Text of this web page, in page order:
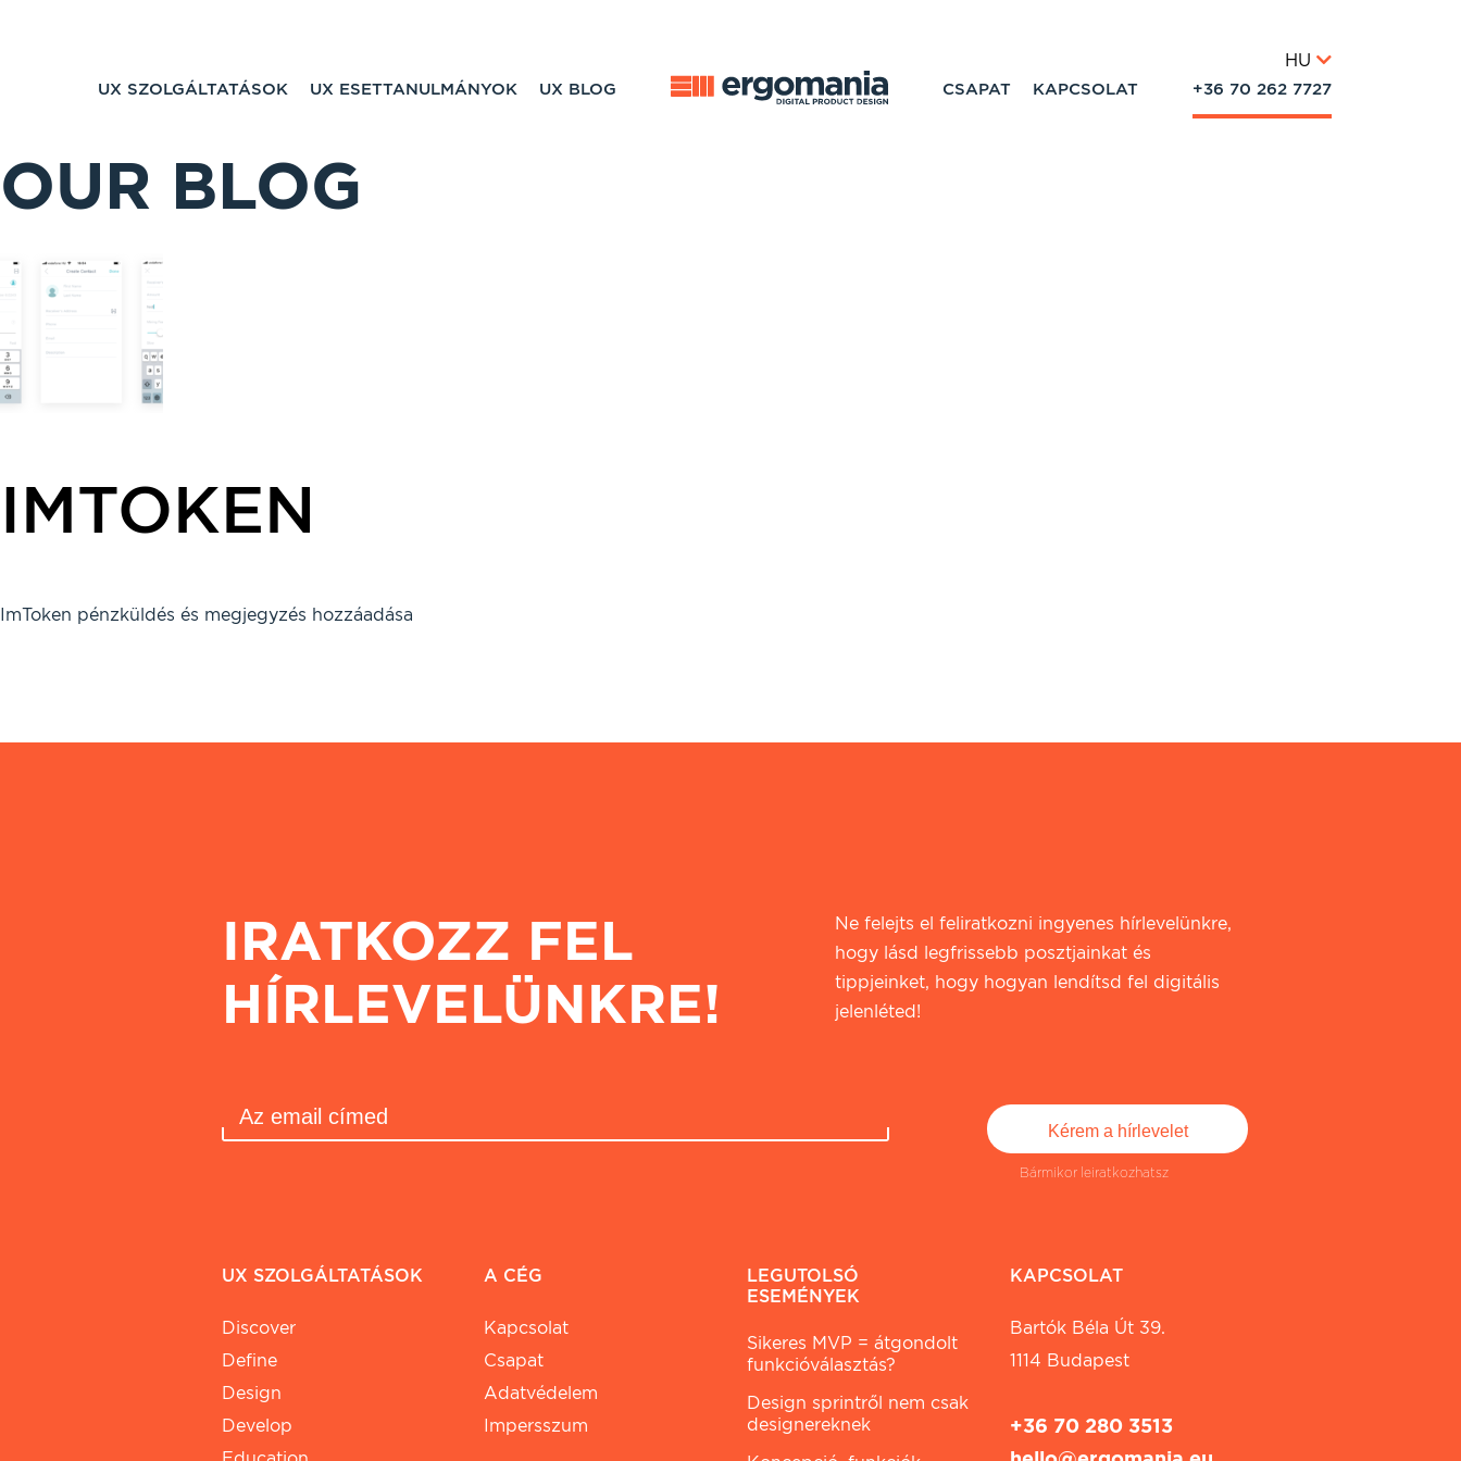
UX SZOLGÁLTATÁSOK UX ESETTANULMÁNYOK UX BLOG
HU
CSAPAT KAPCSOLAT +36 70 262 7727
OUR BLOG
IMTOKEN
ImToken pénzküldés és megjegyzés hozzáadása
IRATKOZZ FEL
HÍRLEVELÜNKRE!
Ne felejts el feliratkozni ingyenes hírlevelünkre,
hogy lásd legfrissebb posztjainkat és
tippjeinket, hogy hogyan lendítsd fel digitális
jelenléted!
Bármikor leiratkozhatsz
UX SZOLGÁLTATÁSOK
Discover
Define
Design
Develop
A CÉG
Kapcsolat
Csapat
Adatvédelem
Impersszum
LEGUTOLSÓ
ESEMÉNYEK
Sikeres MVP = átgondolt
funkcióválasztás?
Design sprintről nem csak
designereknek
KAPCSOLAT
Bartók Béla Út 39.
1114 Budapest
+36 70 280 3513